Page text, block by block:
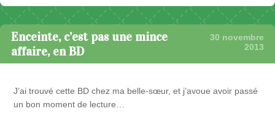
Enceinte, c’est pas une mince
affaire, en BD
30 novembre
2013
J’ai trouvé cette BD chez ma belle-sœur, et j’avoue avoir passé
un bon moment de lecture…